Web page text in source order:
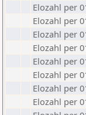
Elozahl per
Elozahl per
Elozahl per
Elozahl per
Elozahl per
Elozahl per
Elozahl per
Elozahl per